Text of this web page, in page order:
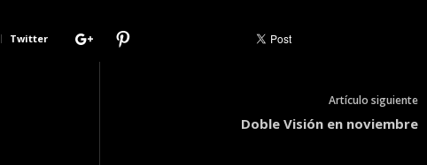
Twitter
Artículo siguiente
Doble Visión en noviembre